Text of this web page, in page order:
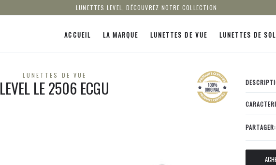
LUNETTES LEVEL, DÉCOUVREZ NOTRE COLLECTION
ACCUEIL LA MARQUE LUNETTES DE VUE LUNETTES DE
LUNETTES DE VUE
LEVEL LE 2506 ECGU
PARTAGER: